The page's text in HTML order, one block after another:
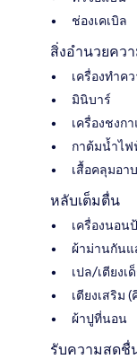
ช่องเคเบิล
สิ่งอำนวยคว
เครื่องทำค
มินิบาร์
เครื่องชงก
กาต้มน้ำไฟ
เสื้อคลุมอา
หลับเต็มตื่น
เครื่องนอน
ผ้าม่านกันแ
เปล/เตียงเ
เตียงเสริม
ผ้าปูที่นอน
รับความสดชื่